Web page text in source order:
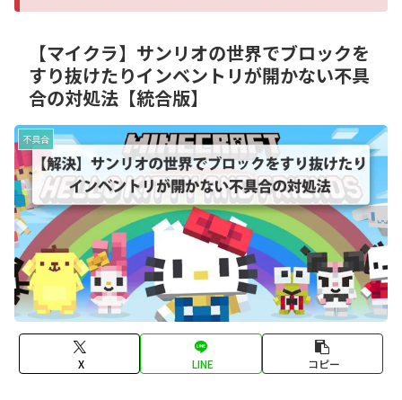
【マイクラ】サンリオの世界でブロックを
すり抜けたりインベントリが開かない不具
合の対処法【統合版】
不具合
X LINE コピー